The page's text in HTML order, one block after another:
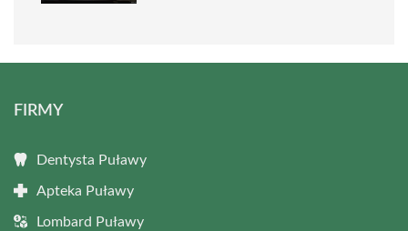
FIRMY
Dentysta Puławy
Apteka Puławy
Lombard Puławy